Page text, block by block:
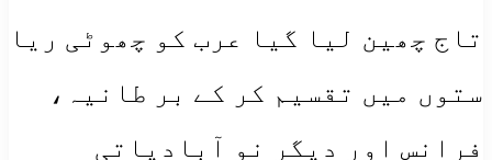
تاج چھین لیا گیا عرب کو چھوٹی ریا
ستوں میں تقسیم کر کے بر طانیہ،
فرانس اور دیگر نو آبادیاتی